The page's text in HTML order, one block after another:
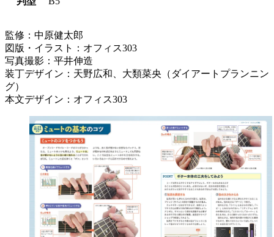
監修：中原健太郎
図版・イラスト：オフィス303
写真撮影：平井伸造
装丁デザイン：天野広和、大類菜央（ダイアートプランニン
グ）
本文デザイン：オフィス303